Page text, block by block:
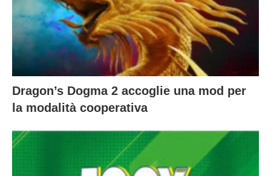
Dragon’s Dogma 2 accoglie una mod per
la modalità cooperativa